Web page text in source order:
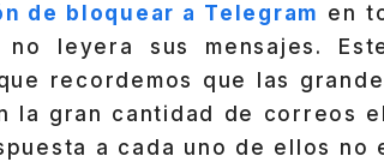
de bloquear a Telegram en
no leyera sus mensajes.
recordemos que las
la gran cantidad de correos
a cada uno de ellos no